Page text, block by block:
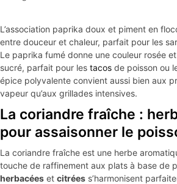
L’association paprika doux et piment en
entre douceur et chaleur, parfait pour les
Le paprika fumé donne une couleur rosée
sucré, parfait pour les tacos de poisson ou
épice polyvalente convient aussi bien aux
vapeur qu’aux grillades intensives.
La coriandre fraîche :
pour assaisonner le
La coriandre fraîche est une herbe
touche de raffinement aux plats à base de
herbacées et citrées s’harmonisent